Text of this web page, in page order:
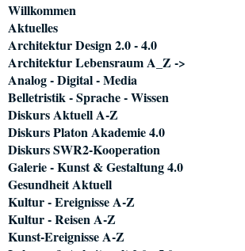
Navigation
überspringen
Willkommen
Aktuelles
Architektur Design 2.0 - 4.0
Architektur Lebensraum A_Z ->
Analog - Digital - Media
Belletristik - Sprache - Wissen
Diskurs Aktuell A-Z
Diskurs Platon Akademie 4.0
Diskurs SWR2-Kooperation
Galerie - Kunst & Gestaltung 4.0
Gesundheit Aktuell
Kultur - Ereignisse A-Z
Kultur - Reisen A-Z
Kunst-Ereignisse A-Z